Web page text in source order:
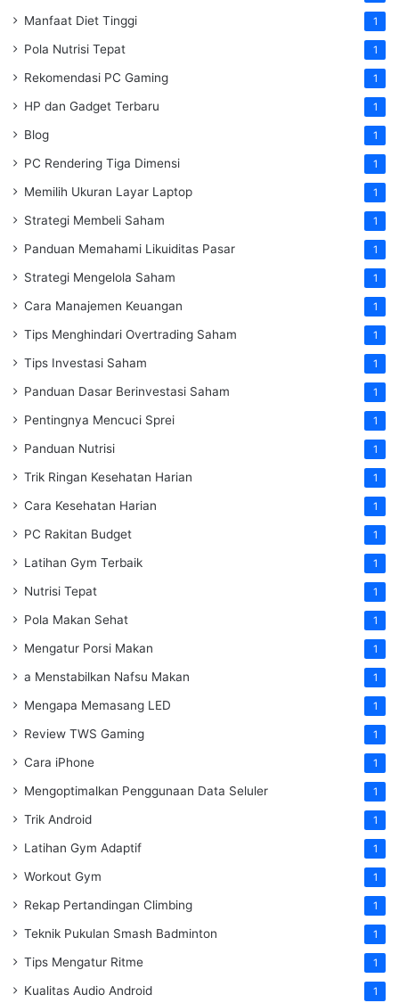
Manfaat Diet Tinggi 1
Pola Nutrisi Tepat 1
Rekomendasi PC Gaming 1
HP dan Gadget Terbaru 1
Blog 1
PC Rendering Tiga Dimensi 1
Memilih Ukuran Layar Laptop 1
Strategi Membeli Saham 1
Panduan Memahami Likuiditas Pasar 1
Strategi Mengelola Saham 1
Cara Manajemen Keuangan 1
Tips Menghindari Overtrading Saham 1
Tips Investasi Saham 1
Panduan Dasar Berinvestasi Saham 1
Pentingnya Mencuci Sprei 1
Panduan Nutrisi 1
Trik Ringan Kesehatan Harian 1
Cara Kesehatan Harian 1
PC Rakitan Budget 1
Latihan Gym Terbaik 1
Nutrisi Tepat 1
Pola Makan Sehat 1
Mengatur Porsi Makan 1
a Menstabilkan Nafsu Makan 1
Mengapa Memasang LED 1
Review TWS Gaming 1
Cara iPhone 1
Mengoptimalkan Penggunaan Data Seluler 1
Trik Android 1
Latihan Gym Adaptif 1
Workout Gym 1
Rekap Pertandingan Climbing 1
Teknik Pukulan Smash Badminton 1
Tips Mengatur Ritme 1
Kualitas Audio Android 1